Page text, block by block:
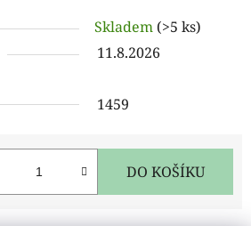
Skladem (>5 ks)
11.8.2026
1459
DO KOŠÍKU